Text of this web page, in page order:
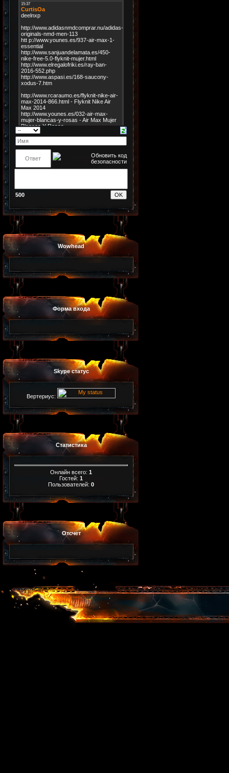
500
Wowhead
Форма входа
Skype статус
Вертериус:
Статистика
Онлайн всего: 1
Гостей: 1
Пользователей: 0
Отсчет